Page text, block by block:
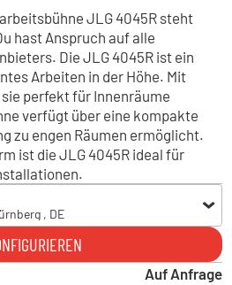
JLG 4045R steht
hast Anspruch auf alle
Die JLG 4045R ist ein
Arbeiten in der Höhe. Mit
perfekt für Innenräume
verfügt über eine kompakte
zu engen Räumen ermöglicht.
ist die JLG 4045R ideal für
, DE
, DE
Auf Anfrage